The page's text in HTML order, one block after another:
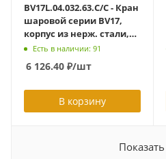
BV17L.04.032.63.С/С - Кран
шаровой серии BV17,
корпус из нерж. стали,
DN32 PN63, сварка/
сварка удлиненные
патрубки L = 180 мм
СКИДОК)
Есть в наличии: 91
6 126.40 ₽/шт
В корзину